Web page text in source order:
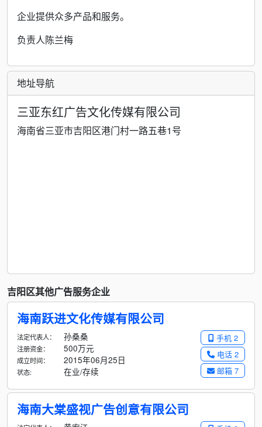
企业提供众多产品和服务。
负责人陈兰梅
地址导航
三亚东红广告文化传媒有限公司
海南省三亚市吉阳区港门村一路五巷1号
吉阳区其他广告服务企业
海南跃进文化传媒有限公司
手机 2
电话 2
邮箱 7
法定代表人： 孙桑桑
注册资金： 500万元
成立时间： 2015年06月25日
状态: 在业/存续
海南大棠盛视广告创意有限公司